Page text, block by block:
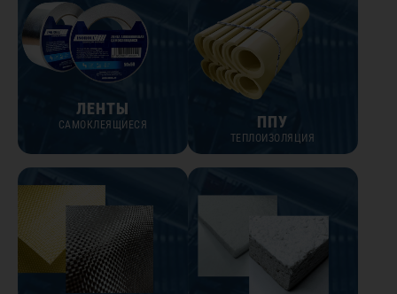
ЛЕНТЫ
САМОКЛЕЯЩИЕСЯ ППУ
ТЕПЛОИЗОЛЯЦИЯ